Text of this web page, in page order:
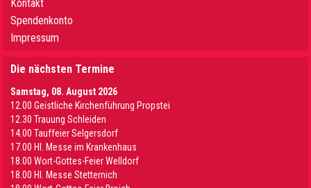
Kontakt
Spendenkonto
Impressum
Die nächsten Termine
Samstag, 08. August 2026
12.00 Geistliche Kirchenführung Propstei
12.30 Trauung Schleiden
14.00 Tauffeier Selgersdorf
17.00 Hl. Messe im Krankenhaus
18.00 Wort-Gottes-Feier Welldorf
18.00 Hl. Messe Stetternich